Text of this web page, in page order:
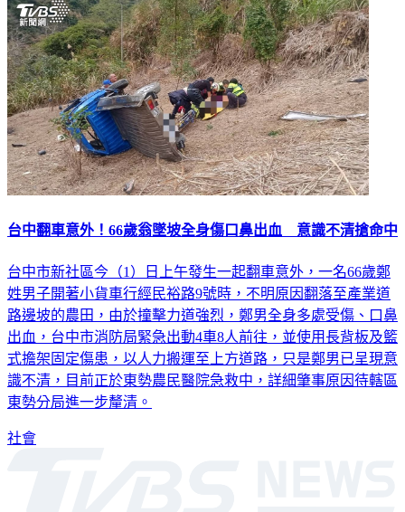
台中翻車意外！66歲翁墜坡全身傷口鼻出血 意識不清搶命中
台中市新社區今（1）日上午發生一起翻車意外，一名66歲鄭
姓男子開著小貨車行經民裕路9號時，不明原因翻落至產業道
路邊坡的農田，由於撞擊力道強烈，鄭男全身多處受傷、口鼻
出血，台中市消防局緊急出動4車8人前往，並使用長背板及籃
式擔架固定傷患，以人力搬運至上方道路，只是鄭男已呈現意
識不清，目前正於東勢農民醫院急救中，詳細肇事原因待轄區
東勢分局進一步釐清。
社會